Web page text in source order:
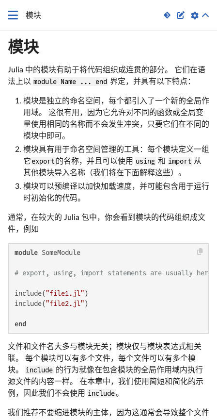
模块  
模块
Julia 中的模块有助于将代码组织成连贯的部分。 它们在语
法上以 module Name ... end 界定，并具有以下特点：
模块是独立的命名空间，每个都引入了一个新的全局作
用域。 这很有用，因为它允许对不同的函数或全局变
量使用相同的名称而不会发生冲突，只要它们在不同的
模块中即可。
模块具有用于命名空间管理的工具：每个模块定义一组
它export 的名称，并且可以使用 using 和 import 从
其他模块导入名称（我们将在下面解释这些）。
模块可以预编译以加快加载速度，并可能包含用于运行
时初始化的代码。
通常，在较大的 Julia 包中，你会看到模块的代码组织成文
件，例如
module SomeModule
# export, using, import statements are usually here;
include("file1.jl" )
include("file2.jl" )
end
文件和文件名大多与模块无关；模块仅与模块表达式相关
联。 每个模块可以有多个文件，每个文件可以有多个模
块。
include 的行为就像在包含模块的全局作用域内执行
源文件的内容一样。 在本章中，我们使用简短和简化的示
例，因此我们不会使用 include。
我们推荐不要缩进模块的主体，因为这通常会导致整个文件